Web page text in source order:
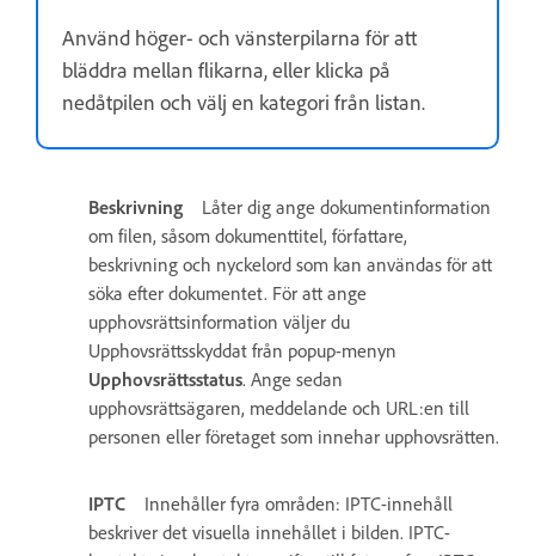
Använd höger- och vänsterpilarna för att
bläddra mellan flikarna, eller klicka på
nedåtpilen och välj en kategori från listan.
Beskrivning
Låter dig ange dokumentinformation
om filen, såsom dokumenttitel, författare,
beskrivning och nyckelord som kan användas för att
söka efter dokumentet. För att ange
upphovsrättsinformation väljer du
Upphovsrättsskyddat från popup-menyn
Upphovsrättsstatus. Ange sedan
upphovsrättsägaren, meddelande och URL:en till
personen eller företaget som innehar upphovsrätten.
IPTC
Innehåller fyra områden: IPTC-innehåll
beskriver det visuella innehållet i bilden. IPTC-